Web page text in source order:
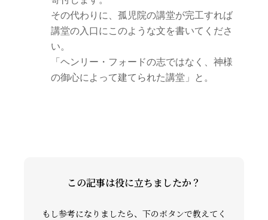
その代わりに、孤児院の講堂が完工すれば
講堂の入口にこのような文を書いてくださ
い。
「ヘンリー・フォードの志ではなく、神様
の御心によって建てられた講堂」と。
この記事は役に立ちましたか？
もし参考になりましたら、下のボタンで教えてく